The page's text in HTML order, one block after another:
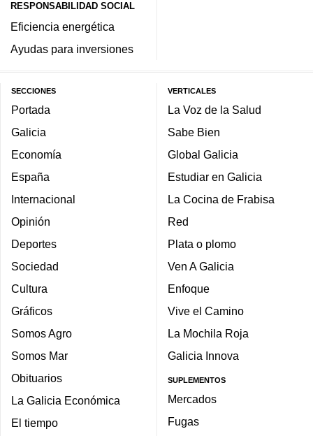
RESPONSABILIDAD SOCIAL
Eficiencia energética
Ayudas para inversiones
SECCIONES
Portada
Galicia
Economía
España
Internacional
Opinión
Deportes
Sociedad
Cultura
Gráficos
Somos Agro
Somos Mar
Obituarios
La Galicia Económica
El tiempo
VERTICALES
La Voz de la Salud
Sabe Bien
Global Galicia
Estudiar en Galicia
La Cocina de Frabisa
Red
Plata o plomo
Ven A Galicia
Enfoque
Vive el Camino
La Mochila Roja
Galicia Innova
SUPLEMENTOS
Mercados
Fugas